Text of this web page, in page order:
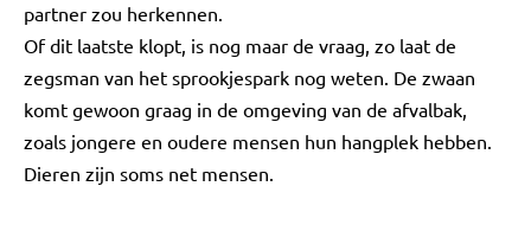
partner zou herkennen.
Of dit laatste klopt, is nog maar de vraag, zo laat de
zegsman van het sprookjespark nog weten. De zwaan
komt gewoon graag in de omgeving van de afvalbak,
zoals jongere en oudere mensen hun hangplek hebben.
Dieren zijn soms net mensen.